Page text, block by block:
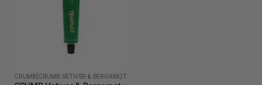
CRUMB CRUMB VETIVER & BERGAMOT